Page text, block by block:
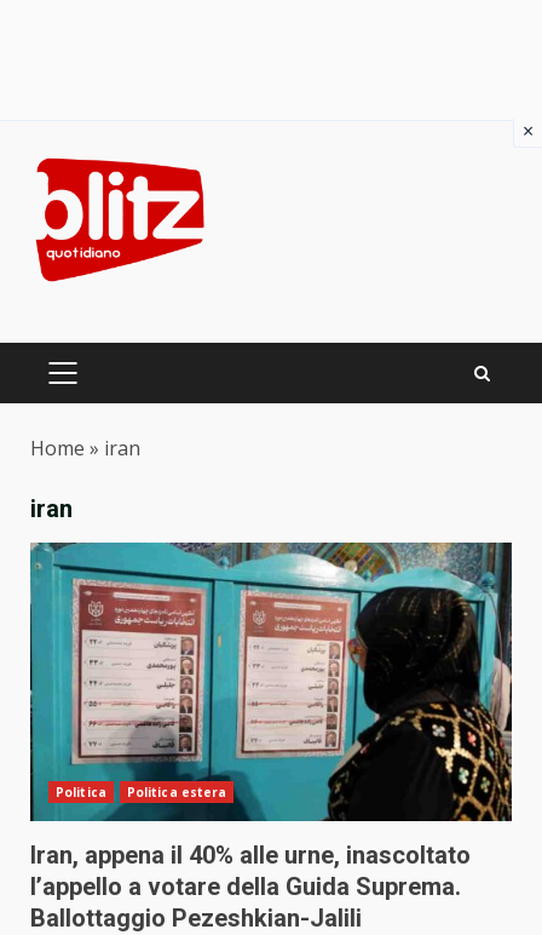
content
PRIMARY
Home » iran
iran
Politica Politica estera
Iran, appena il 40% alle urne, inascoltato
l’appello a votare della Guida Suprema.
Ballottaggio Pezeshkian-Jalili
×